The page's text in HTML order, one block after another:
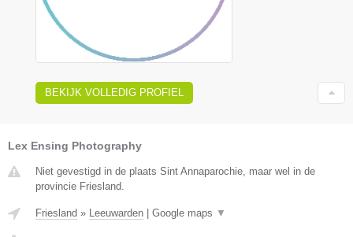
BEKIJK VOLLEDIG PROFIEL
Lex Ensing Photography
Niet gevestigd in de plaats Sint Annaparochie, maar wel in de
provincie Friesland.
Friesland » Leeuwarden | Google maps ▼